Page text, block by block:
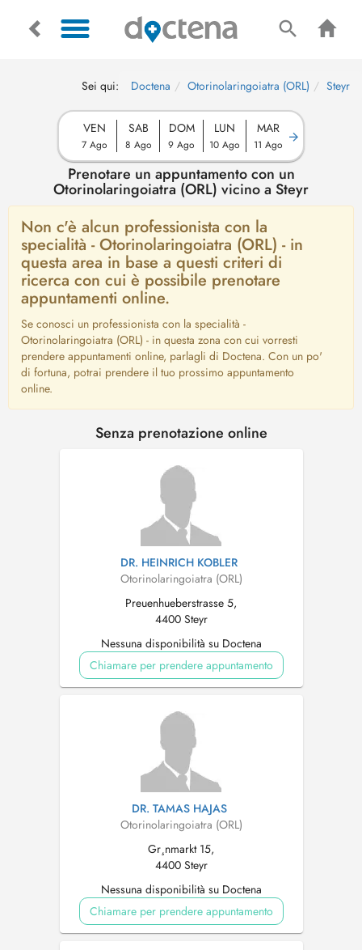
Sei qui: Doctena Otorinolaringoiatra (ORL) Steyr
VEN
7 Ago
SAB
8 Ago
DOM
9 Ago
LUN
10 Ago
MAR
11 Ago
Prenotare un appuntamento con un
Otorinolaringoiatra (ORL) vicino a Steyr
Non c'è alcun professionista con la
specialità - Otorinolaringoiatra (ORL) - in
questa area in base a questi criteri di
ricerca con cui è possibile prenotare
appuntamenti online.
Se conosci un professionista con la specialità -
Otorinolaringoiatra (ORL) - in questa zona con cui vorresti
prendere appuntamenti online, parlagli di Doctena. Con un po'
di fortuna, potrai prendere il tuo prossimo appuntamento
online.
Senza prenotazione online
DR. HEINRICH KOBLER
Otorinolaringoiatra (ORL)
Preuenhueberstrasse 5,
4400 Steyr
Nessuna disponibilità su Doctena
Chiamare per prendere appuntamento
DR. TAMAS HAJAS
Otorinolaringoiatra (ORL)
Gr¸nmarkt 15,
4400 Steyr
Nessuna disponibilità su Doctena
Chiamare per prendere appuntamento